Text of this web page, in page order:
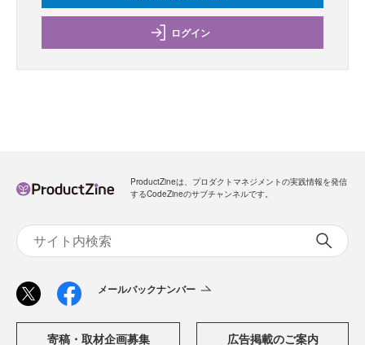
ログイン
ProductZineは、プロダクトマネジメントの実践情報を発信
するCodeZineのサブチャンネルです。
メールバックナンバー
寄稿・取材企画募集 広告掲載のご案内